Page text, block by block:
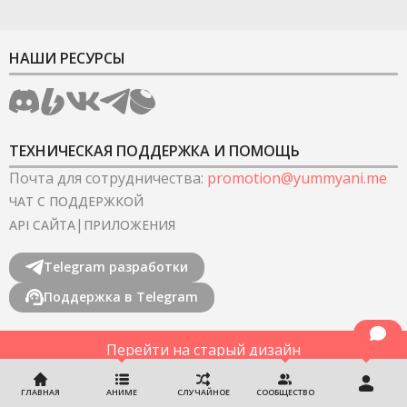
ГЛАВНАЯ АНИМЕ СЛУЧАЙНОЕ СООБЩЕСТВО
НАШИ РЕСУРСЫ
ТЕХНИЧЕСКАЯ ПОДДЕРЖКА И ПОМОЩЬ
Почта для сотрудничества: promotion@yummyani.me
ЧАТ С ПОДДЕРЖКОЙ
API САЙТА| ПРИЛОЖЕНИЯ
Telegram разработки
Поддержка в Telegram
Перейти на старый дизайн
©2022-2026YummyAnime.Все права защищены